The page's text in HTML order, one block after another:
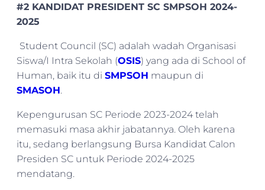
#2 KANDIDAT PRESIDENT SC SMPSOH 2024-
2025
Student Council (SC) adalah wadah Organisasi
Siswa/I Intra Sekolah (OSIS) yang ada di School of
Human, baik itu di SMPSOH maupun di
SMASOH.
Kepengurusan SC Periode 2023-2024 telah
memasuki masa akhir jabatannya. Oleh karena
itu, sedang berlangsung Bursa Kandidat Calon
Presiden SC untuk Periode 2024-2025
mendatang.